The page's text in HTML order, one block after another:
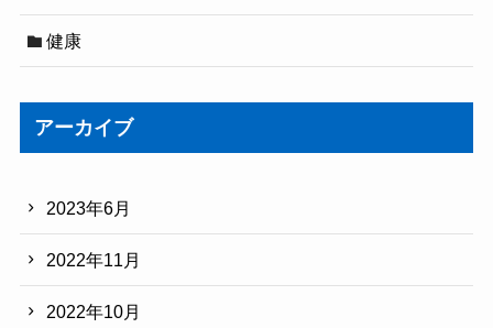
健康
アーカイブ
2023年6月
2022年11月
2022年10月